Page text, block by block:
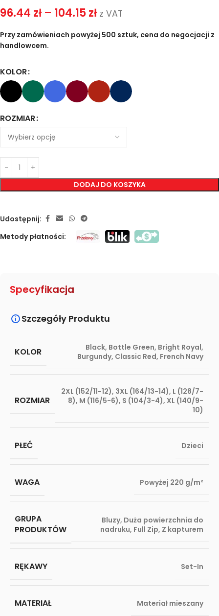
96.44 zł – 104.15zł z VAT
Przy zamówieniach powyżej 500 sztuk, cena do negocjacji z
handlowcem.
KOLOR
ROZMIAR
DODAJ DO KOSZYKA
Udostępnij:
Metody płatności:
Specyfikacja
Szczegóły Produktu
KOLOR Black, Bottle Green, Bright Royal,
Burgundy, Classic Red, French Navy
ROZMIAR
2XL (152/11-12), 3XL (164/13-14), L (128/7-
8), M (116/5-6), S (104/3-4), XL (140/9-
10)
PŁEĆ Dzieci
WAGA Powyżej 220 g/m²
GRUPA
PRODUKTÓW
Bluzy, Duża powierzchnia do
nadruku, Full Zip, Z kapturem
RĘKAWY Set-In
MATERIAŁ Materiał mieszany